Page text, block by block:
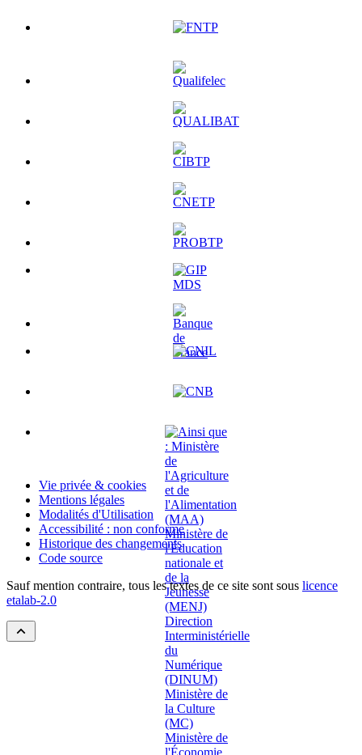
Vie privée & cookies
Mentions légales
Modalités d'Utilisation
Accessibilité : non conforme
Historique des changements
Code source
Sauf mention contraire, tous les textes de ce site sont sous licence
etalab-2.0